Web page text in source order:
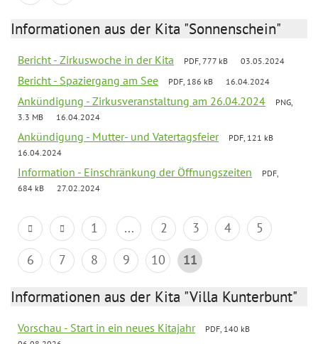
Informationen aus der Kita "Sonnenschein"
Bericht - Zirkuswoche in der Kita PDF, 777 kB 03.05.2024
Bericht - Spaziergang am See PDF, 186 kB 16.04.2024
Ankündigung - Zirkusveranstaltung am 26.04.2024
PNG,
3.3 MB
16.04.2024
Ankündigung - Mutter- und Vatertagsfeier
PDF, 121 kB
16.04.2024
Information - Einschränkung der Öffnungszeiten
PDF,
684 kB
27.02.2024
1 ... 2 3 4
5
6
7 8 9 10 11
Informationen aus der Kita "Villa Kunterbunt"
Vorschau - Start in ein neues Kitajahr
PDF, 140 kB